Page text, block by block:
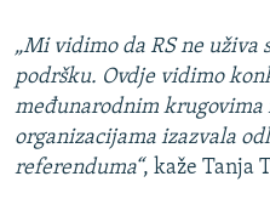
„Mi vidimo da RS ne uživa
podršku. Ovdje vidimo
međunarodnim
organizacijama izazvala
referenduma“, kaže Tanja